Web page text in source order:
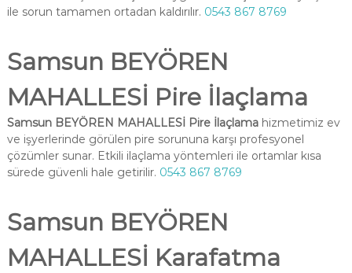
ile sorun tamamen ortadan kaldırılır. 0543 867 8769
Samsun BEYÖREN
MAHALLESİ Pire İlaçlama
Samsun BEYÖREN MAHALLESİ Pire İlaçlamahizmetimiz ev
ve işyerlerinde görülen pire sorununa karşı profesyonel
çözümler sunar. Etkili ilaçlama yöntemleri ile ortamlar kısa
sürede güvenli hale getirilir. 0543 867 8769
Samsun BEYÖREN
MAHALLESİ Karafatma